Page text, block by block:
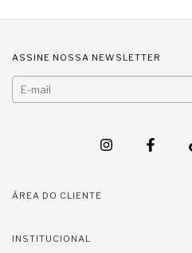
ASSINE NOSSA NEWSLETTER
ÁREA DO CLIENTE
INSTITUCIONAL